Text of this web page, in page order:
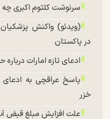
سرنوشت کلثوم اکبری
(ویدئو) واکنش
در پاکستان
ادعای تازه امارات
خزر
علت افزایش مبلغ قبض